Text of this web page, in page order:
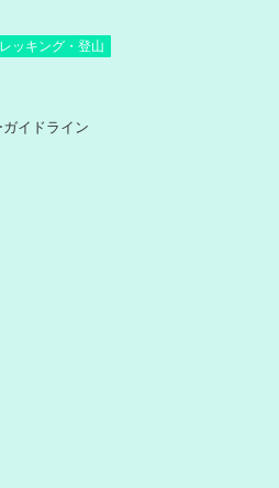
レッキング・登山
イドライン